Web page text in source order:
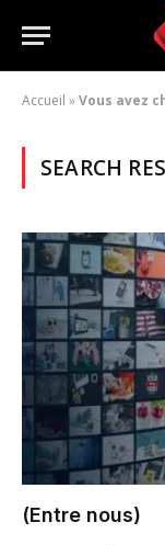
Accueil »Vous avez
SEARCH
(Entre nous)